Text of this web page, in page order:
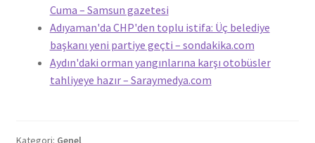
Cuma – Samsun gazetesi
Adıyaman'da CHP'den toplu istifa: Üç belediye
başkanı yeni partiye geçti – sondakika.com
Aydın'daki orman yangınlarına karşı otobüsler
tahliyeye hazır – Saraymedya.com
Kategori: Genel